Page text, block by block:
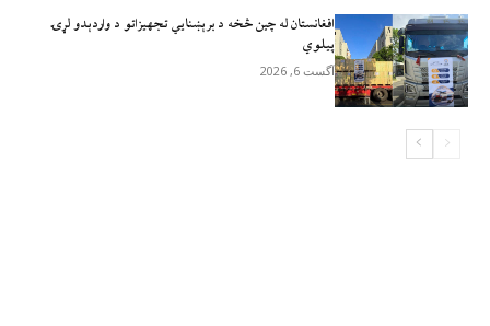
افغانستان له چين څخه د برېښنايي تجهيزاتو د واردېدو لړۍ
پيلوي
آگست 6, 2026